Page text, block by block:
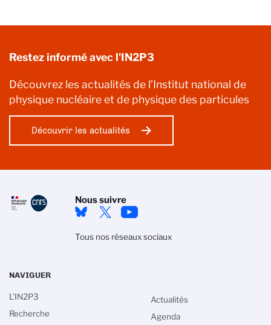
Restez informé avec l'IN2P3
Découvrez les actualités de l’Institut national de
physique nucléaire et de physique des particules
Découvrir les actualités
Nous suivre
Tous nos réseaux sociaux
NAVIGUER
L'IN2P3
Recherche
Actualités
Agenda